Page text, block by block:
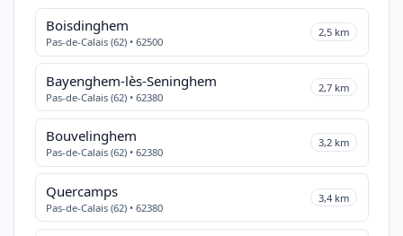
Boisdinghem
Pas-de-Calais (62) • 62500
2,5 km
Bayenghem-lès-Seninghem
Pas-de-Calais (62) • 62380
2,7 km
Bouvelinghem
Pas-de-Calais (62) • 62380
3,2 km
Quercamps
Pas-de-Calais (62) • 62380
3,4 km